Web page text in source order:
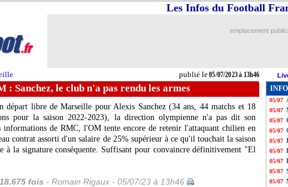
publié le05/07/2023 à 13h46
Les Infos du Football
emplacement
: Sanchez, le club n'a pas rendu les armes
départ libre de Marseille pour Alexis Sanchez(34 ans, 44 matchs et 18
pour la saison 2022-2023), la direction olympienne n'a pas dit son
informations de RMC, l'OM tente encore de retenir l'attaquant chilien en
contrat assorti d'un salaire de 25% supérieur à ce qu'il touchait la saison
à la signature conséquente. Suffisant pour convaincre définitivement "El
fois - Romain Rigaux - 05/07/23 à 13h46
05/07
05/07
05/07
05/07
05/07
05/07
05/07
05/07
05/07
05/07
05/07
05/07
05/07